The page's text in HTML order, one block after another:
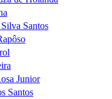
Santos
Junior
Santos